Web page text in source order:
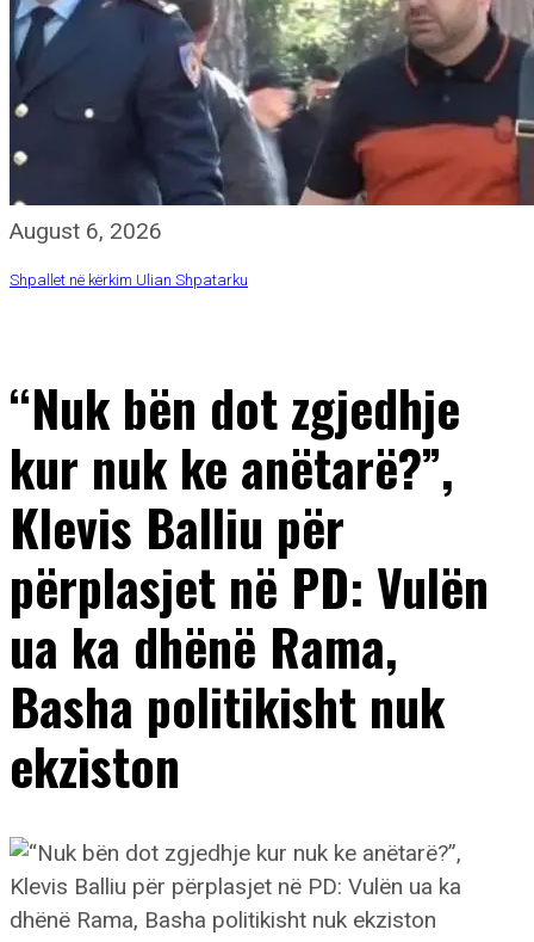
August 6, 2026
Shpallet në kërkim Ulian Shpatarku
“Nuk bën dot zgjedhje
kur nuk ke anëtarë?”,
Klevis Balliu për
përplasjet në PD: Vulën
ua ka dhënë Rama,
Basha politikisht nuk
ekziston